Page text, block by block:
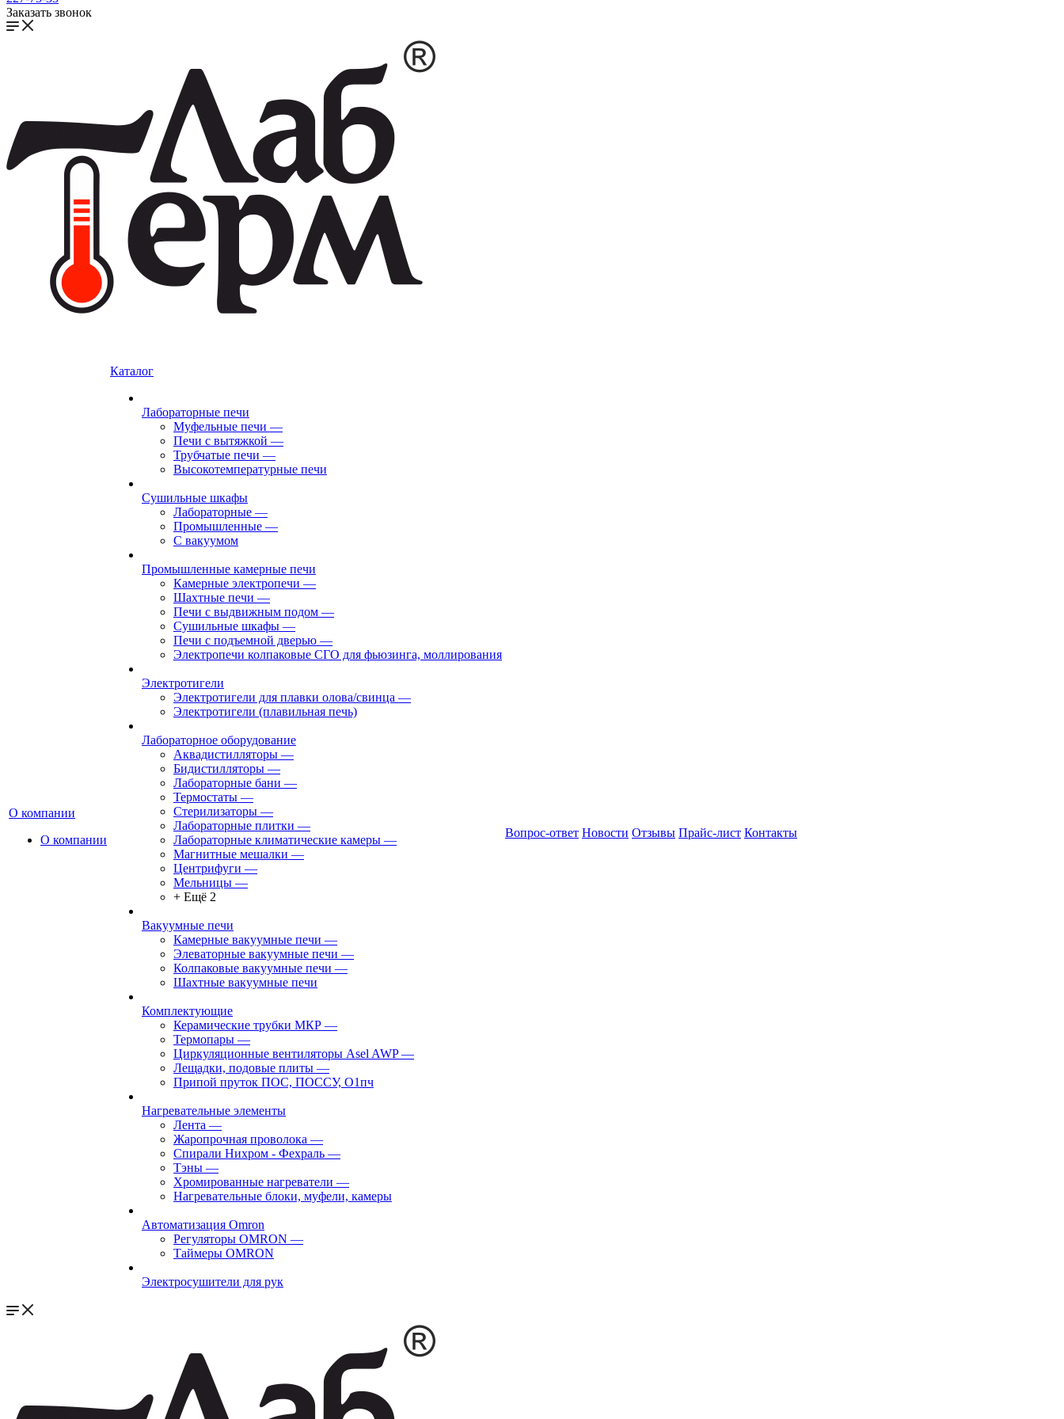
Заказать звонок
О компании
О компании
Каталог
Лабораторные печи
Муфельные печи —
Печи с вытяжкой —
Трубчатые печи —
Высокотемпературные печи
Сушильные шкафы
Лабораторные —
Промышленные —
С вакуумом
Промышленные камерные печи
Камерные электропечи —
Шахтные печи —
Печи с выдвижным подом —
Сушильные шкафы —
Печи с подъемной дверью —
Электропечи колпаковые СГО для фьюзинга, моллирования
Электротигели
Электротигели для плавки олова/свинца —
Электротигели (плавильная печь)
Лабораторное оборудование
Аквадистилляторы —
Бидистилляторы —
Лабораторные бани —
Термостаты —
Стерилизаторы —
Лабораторные плитки —
Лабораторные климатические камеры —
Магнитные мешалки —
Центрифуги —
Мельницы —
+ Ещё 2
Вакуумные печи
Камерные вакуумные печи —
Элеваторные вакуумные печи —
Колпаковые вакуумные печи —
Шахтные вакуумные печи
Комплектующие
Керамические трубки МКР —
Термопары —
Циркуляционные вентиляторы Asel AWP—
Лещадки, подовые плиты —
Припой пруток ПОС, ПОССУ, О1пч
Нагревательные элементы
Лента —
Жаропрочная проволока —
Спирали Нихром - Фехраль —
Тэны —
Хромированные нагреватели —
Нагревательные блоки, муфели, камеры
Автоматизация Omron
Регуляторы OMRON —
Таймеры OMRON
Электросушители для рук
Вопрос-ответ Новости Отзывы Прайс-лист Контакты